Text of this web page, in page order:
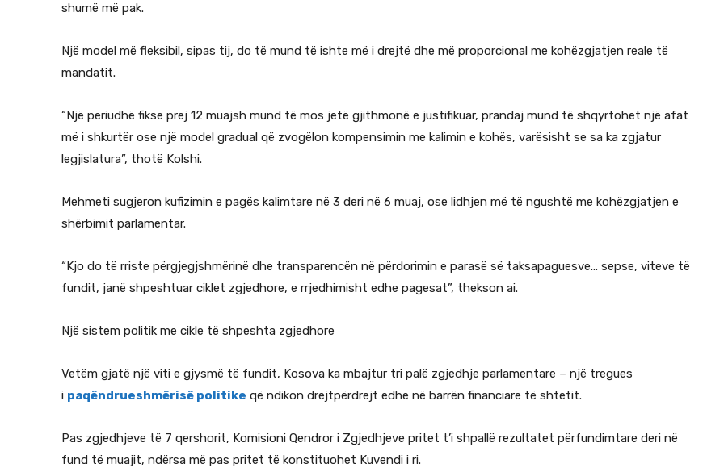
shumë më pak.
Një model më fleksibil, sipas tij, do të mund të ishte më i drejtë dhe më proporcional me kohëzgjatjen reale të
mandatit.
“Një periudhë fikse prej 12 muajsh mund të mos jetë gjithmonë e justifikuar, prandaj mund të shqyrtohet një afat
më i shkurtër ose një model gradual që zvogëlon kompensimin me kalimin e kohës, varësisht se sa ka zgjatur
legjislatura”, thotë Kolshi.
Mehmeti sugjeron kufizimin e pagës kalimtare në 3 deri në 6 muaj, ose lidhjen më të ngushtë me kohëzgjatjen e
shërbimit parlamentar.
“Kjo do të rriste përgjegjshmërinë dhe transparencën në përdorimin e parasë së taksapaguesve… sepse, viteve të
fundit, janë shpeshtuar ciklet zgjedhore, e rrjedhimisht edhe pagesat”, thekson ai.
Një sistem politik me cikle të shpeshta zgjedhore
Vetëm gjatë një viti e gjysmë të fundit, Kosova ka mbajtur tri palë zgjedhje parlamentare – një tregues
i paqëndrueshmërisë politike që ndikon drejtpërdrejt edhe në barrën financiare të shtetit.
Pas zgjedhjeve të 7 qershorit, Komisioni Qendror i Zgjedhjeve pritet t’i shpallë rezultatet përfundimtare deri në
fund të muajit, ndërsa më pas pritet të konstituohet Kuvendi i ri.